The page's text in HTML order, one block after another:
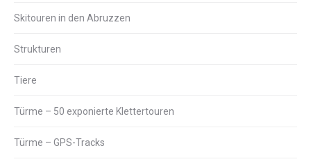
Skitouren in den Abruzzen
Strukturen
Tiere
Türme – 50 exponierte Klettertouren
Türme – GPS-Tracks